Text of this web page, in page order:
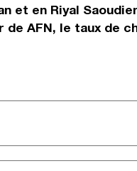
et en Riyal
AFN, le taux de